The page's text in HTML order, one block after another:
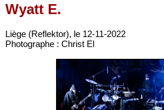
Wyatt E.
Liège (Reflektor), le 12-11-2022
Photographe : Christ El